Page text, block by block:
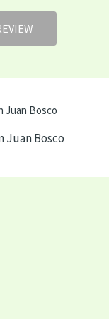
Juan Bosco
Juan Bosco